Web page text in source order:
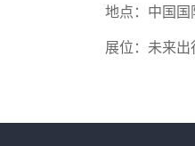
地点：中国
展位：未来